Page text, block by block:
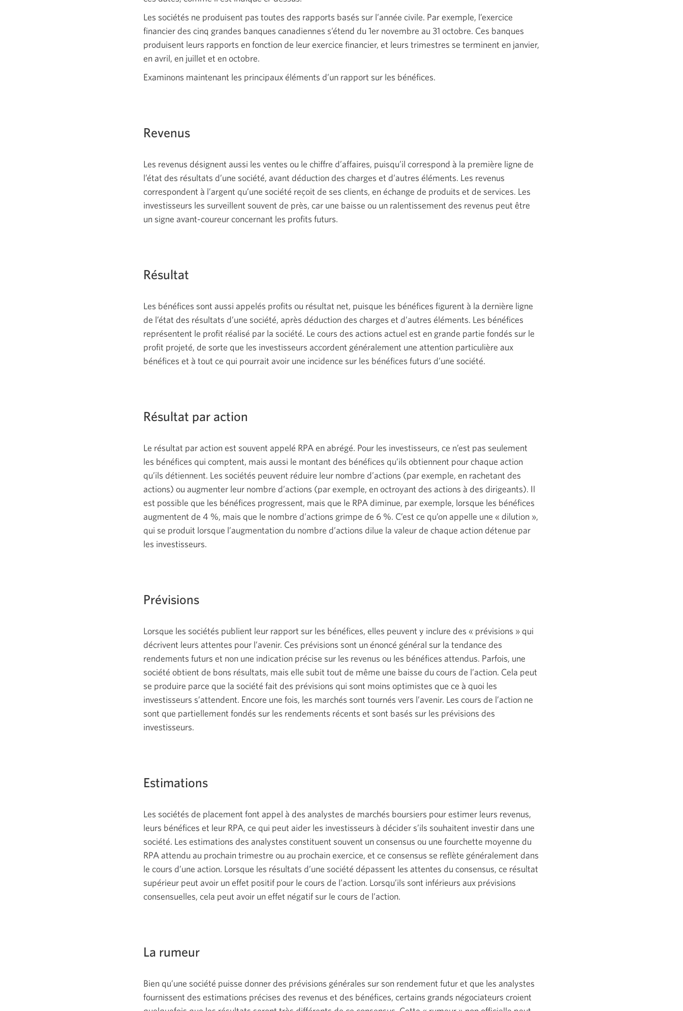
Les sociétés ne produisent pas toutes des rapports basés sur l’année civile. Par exemple, l’exercice
financier des cinq grandes banques canadiennes s’étend du 1er novembre au 31 octobre. Ces banques
produisent leurs rapports en fonction de leur exercice financier, et leurs trimestres se terminent en janvier,
en avril, en juillet et en octobre.
Examinons maintenant les principaux éléments d’un rapport sur les bénéfices.
Revenus
Les revenus désignent aussi les ventes ou le chiffre d’affaires, puisqu’il correspond à la première ligne de
l’état des résultats d’une société, avant déduction des charges et d’autres éléments. Les revenus
correspondent à l’argent qu’une société reçoit de ses clients, en échange de produits et de services. Les
investisseurs les surveillent souvent de près, car une baisse ou un ralentissement des revenus peut être
un signe avant-coureur concernant les profits futurs.
Résultat
Les bénéfices sont aussi appelés profits ou résultat net, puisque les bénéfices figurent à la dernière ligne
de l’état des résultats d’une société, après déduction des charges et d’autres éléments. Les bénéfices
représentent le profit réalisé par la société. Le cours des actions actuel est en grande partie fondés sur le
profit projeté, de sorte que les investisseurs accordent généralement une attention particulière aux
bénéfices et à tout ce qui pourrait avoir une incidence sur les bénéfices futurs d’une société.
Résultat par action
Le résultat par action est souvent appelé RPA en abrégé. Pour les investisseurs, ce n’est pas seulement
les bénéfices qui comptent, mais aussi le montant des bénéfices qu’ils obtiennent pour chaque action
qu’ils détiennent. Les sociétés peuvent réduire leur nombre d’actions (par exemple, en rachetant des
actions) ou augmenter leur nombre d’actions (par exemple, en octroyant des actions à des dirigeants). Il
est possible que les bénéfices progressent, mais que le RPA diminue, par exemple, lorsque les bénéfices
augmentent de 4 %, mais que le nombre d’actions grimpe de 6 %. C’est ce qu’on appelle une « dilution »,
qui se produit lorsque l’augmentation du nombre d’actions dilue la valeur de chaque action détenue par
les investisseurs.
Prévisions
Lorsque les sociétés publient leur rapport sur les bénéfices, elles peuvent y inclure des « prévisions » qui
décrivent leurs attentes pour l’avenir. Ces prévisions sont un énoncé général sur la tendance des
rendements futurs et non une indication précise sur les revenus ou les bénéfices attendus. Parfois, une
société obtient de bons résultats, mais elle subit tout de même une baisse du cours de l’action. Cela peut
se produire parce que la société fait des prévisions qui sont moins optimistes que ce à quoi les
investisseurs s’attendent. Encore une fois, les marchés sont tournés vers l’avenir. Les cours de l’action ne
sont que partiellement fondés sur les rendements récents et sont basés sur les prévisions des
investisseurs.
Estimations
Les sociétés de placement font appel à des analystes de marchés boursiers pour estimer leurs revenus,
leurs bénéfices et leur RPA, ce qui peut aider les investisseurs à décider s’ils souhaitent investir dans une
société. Les estimations des analystes constituent souvent un consensus ou une fourchette moyenne du
RPA attendu au prochain trimestre ou au prochain exercice, et ce consensus se reflète généralement dans
le cours d’une action. Lorsque les résultats d’une société dépassent les attentes du consensus, ce résultat
supérieur peut avoir un effet positif pour le cours de l’action. Lorsqu’ils sont inférieurs aux prévisions
consensuelles, cela peut avoir un effet négatif sur le cours de l’action.
La rumeur
Bien qu’une société puisse donner des prévisions générales sur son rendement futur et que les analystes
fournissent des estimations précises des revenus et des bénéfices, certains grands négociateurs croient